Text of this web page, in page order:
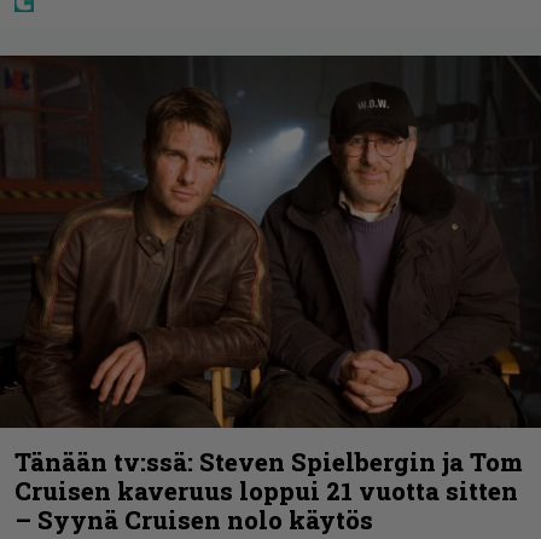
Tänään tv:ssä: Steven Spielbergin ja Tom
Cruisen kaveruus loppui 21 vuotta sitten
– Syynä Cruisen nolo käytös